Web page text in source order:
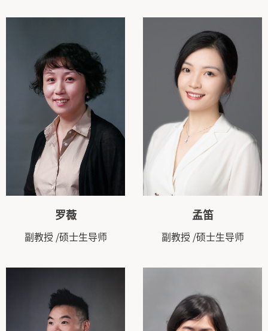
罗薇
副教授 /硕士生导师
孟笛
副教授 /硕士生导师